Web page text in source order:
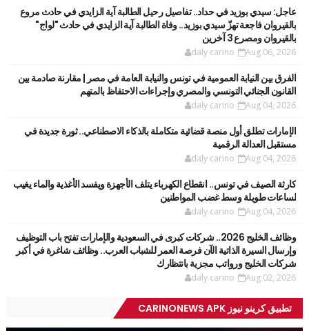
عاجل: سيدي بوزيد في حداد.. تفاصيل رحيل الطالبة آية الزايدي في حادث مروع
بالقيروان فاجعة تهزّ سيدي بوزيد.. وفاة الطالبة آية الزايدي في حادث "لواج"
بالقيروان ومصرع 3 آخرين
daly carino Aug 06, 2026
الفرق بين النيابة العمومية في تونس والنيابة العامة في مصر | مقارنة صادمة بين
القانون الجنائي التونسي والمصري وإجراءات الاحتفاظ بالمتهم
daly carino Aug 04, 2026
الإمارات تطلق أول منصة قضائية متكاملة بالذكاء الاصطناعي.. ثورة جديدة في
مستقبل العدالة الرقمية
daly carino Aug 04, 2026
كارثة الصيف في تونس.. انقطاع الكهرباء يتلف الأجهزة ويفسد الأغذية والماء يغيب
لساعات طويلة وسط غضب المواطنين
daly carino Aug 04, 2026
وظائف الخليج 2026.. شركات كبرى في السعودية والإمارات تفتح باب التوظيف
وإرسال السيرة الذاتية الآن فرصة العمر للشباب العرب.. وظائف شاغرة في أكبر
شركات الخليج ورواتب مجزية بانتظارك
daly carino Aug 02, 2026
تطبيق كرينو نيوز CARINONEWS APK